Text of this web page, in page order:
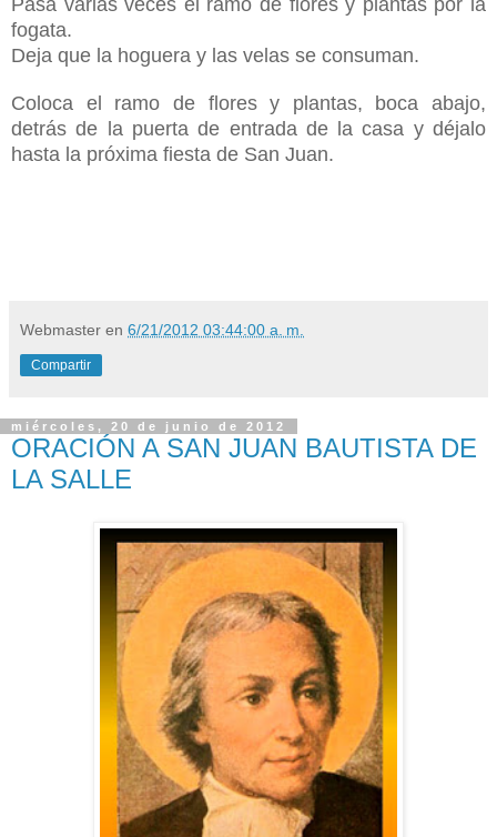
Pasa varias veces el ramo de flores y plantas por la
fogata.
Deja que la hoguera y las velas se consuman.
Coloca el ramo de flores y plantas, boca abajo,
detrás de la puerta de entrada de la casa y déjalo
hasta la próxima fiesta de San Juan.
Webmaster en 6/21/2012 03:44:00 a. m.
Compartir
miércoles, 20 de junio de 2012
ORACIÓN A SAN JUAN BAUTISTA DE
LA SALLE